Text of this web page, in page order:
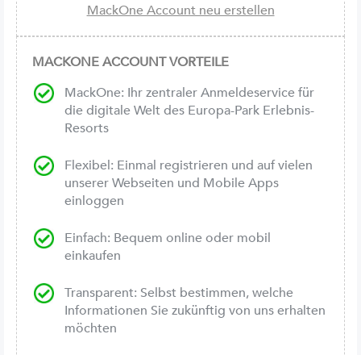
MACKONE ACCOUNT VORTEILE
MackOne: Ihr zentraler Anmeldeservice für
die digitale Welt des Europa-Park Erlebnis-
Resorts
Flexibel: Einmal registrieren und auf vielen
unserer Webseiten und Mobile Apps
einloggen
Einfach: Bequem online oder mobil
einkaufen
Transparent: Selbst bestimmen, welche
Informationen Sie zukünftig von uns erhalten
möchten